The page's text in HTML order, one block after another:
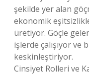
şekilde yer alan
ekonomik
üretiyor. Göçle
işlerde çalışıyor ve
keskinleştiriyor.
Cinsiyet Rolleri ve